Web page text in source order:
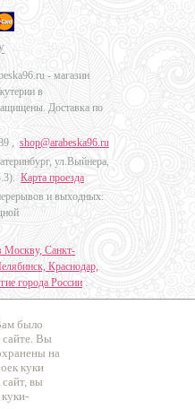
было
Вы
на
куки
вы
- магазин
в
Доставка по
, shop@arabeska96.ru
ул.Выйнера,
Карта проезда
и выходных:
Москву, Санкт-
Краснодар,
города России .